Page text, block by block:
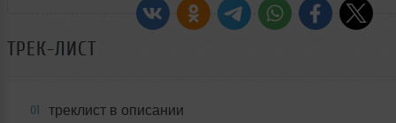
ТРЕК-ЛИСТ
01 треклист в описании